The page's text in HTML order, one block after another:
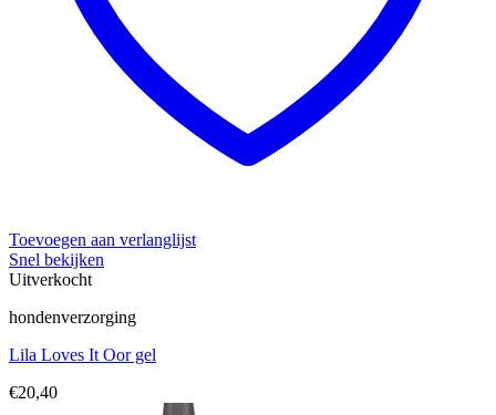
Toevoegen aan verlanglijst
Snel bekijken
Uitverkocht
hondenverzorging
Lila Loves It Oor gel
€20,40